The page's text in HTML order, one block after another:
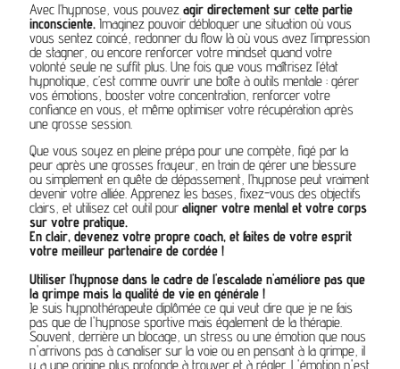
Avec l’hypnose, vous pouvez agir directement sur cette partie
inconsciente. Imaginez pouvoir débloquer une situation où vous
vous sentez coincé, redonner du flow là où vous avez l’impression
de stagner, ou encore renforcer votre mindset quand votre
volonté seule ne suffit plus. Une fois que vous maîtrisez l’état
hypnotique, c’est comme ouvrir une boîte à outils mentale : gérer
vos émotions, booster votre concentration, renforcer votre
confiance en vous, et même optimiser votre récupération après
une grosse session.
Que vous soyez en pleine prépa pour une compète, figé par la
peur après une grosses frayeur, en train de gérer une blessure
ou simplement en quête de dépassement, l’hypnose peut vraiment
devenir votre alliée. Apprenez les bases, fixez-vous des objectifs
clairs, et utilisez cet outil pour aligner votre mental et votre corps
sur votre pratique.
En clair, devenez votre propre coach, et faites de votre esprit
votre meilleur partenaire de cordée !
Utiliser l'hypnose dans le cadre de l'escalade n'améliore pas que
la grimpe mais la qualité de vie en générale !
Je suis hypnothérapeute diplômée ce qui veut dire que je ne fais
pas que de l'hypnose sportive mais également de la thérapie.
Souvent, derrière un blocage, un stress ou une émotion que nous
n'arrivons pas à canaliser sur la voie ou en pensant à la grimpe, il
y a une origine plus profonde à trouver et à régler. L'émotion n'est